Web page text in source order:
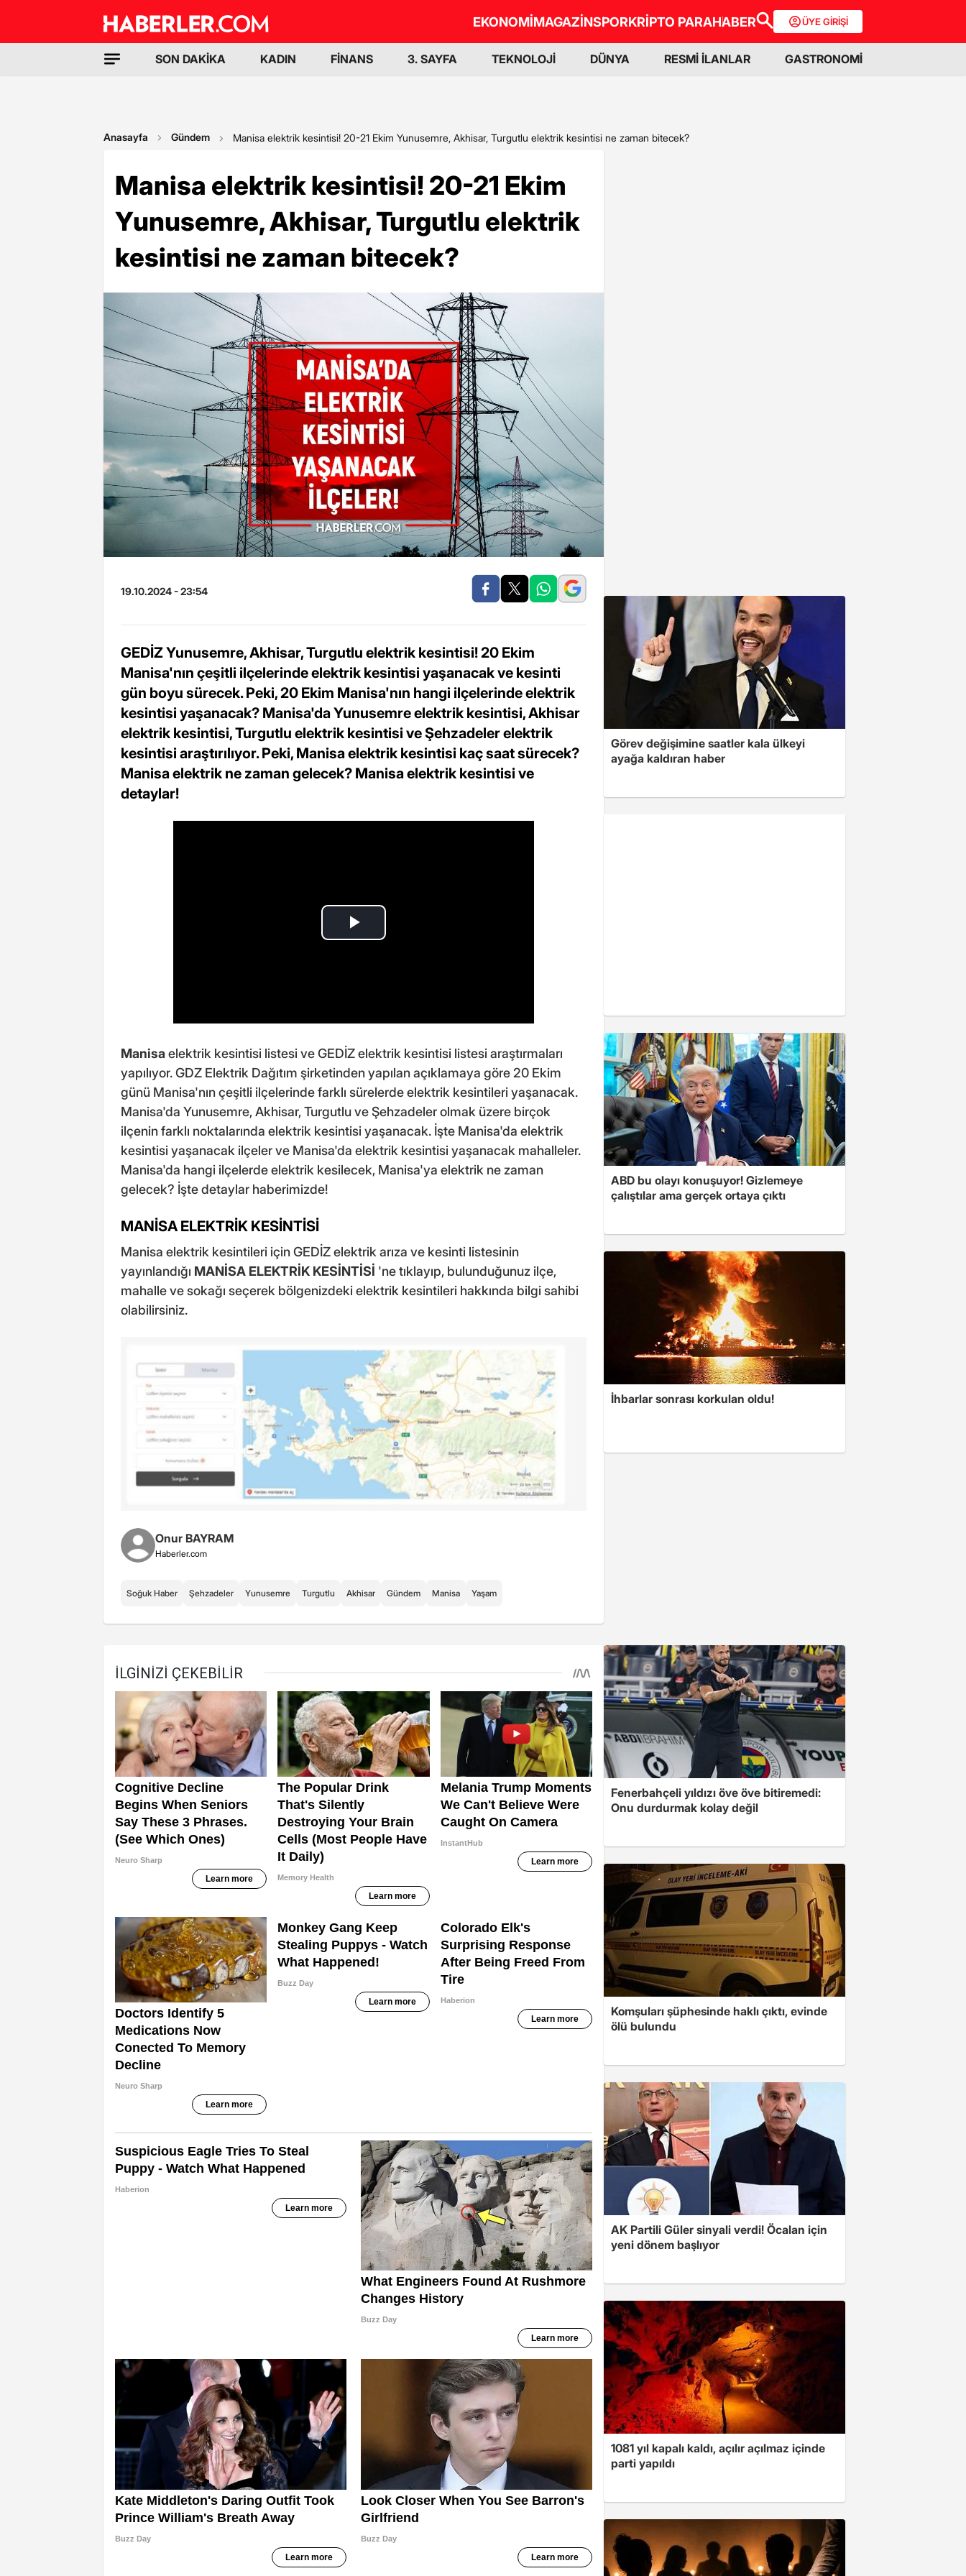
EKONOMİMAGAZİNSPORKRİPTO PARAHABER ÜYE GİRİŞİ
SON DAKİKA KADIN FİNANS 3. SAYFA TEKNOLOJİ DÜNYA RESMİ İLANLAR GASTRONOMİ
Anasayfa Gündem Manisa elektrik kesintisi! 20-21 Ekim Yunusemre, Akhisar, Turgutlu elektrik kesintisi ne zaman bitecek?
Manisa elektrik kesintisi! 20-21 Ekim
Yunusemre, Akhisar, Turgutlu elektrik
kesintisi ne zaman bitecek?
19.10.2024 - 23:54
GEDİZ Yunusemre, Akhisar, Turgutlu elektrik kesintisi! 20 Ekim
Manisa'nın çeşitli ilçelerinde elektrik kesintisi yaşanacak ve kesinti
gün boyu sürecek. Peki, 20 Ekim Manisa'nın hangi ilçelerinde elektrik
kesintisi yaşanacak? Manisa'da Yunusemre elektrik kesintisi, Akhisar
elektrik kesintisi, Turgutlu elektrik kesintisi ve Şehzadeler elektrik
kesintisi araştırılıyor. Peki, Manisa elektrik kesintisi kaç saat sürecek?
Manisa elektrik ne zaman gelecek? Manisa elektrik kesintisi ve
detaylar!
Manisa elektrik kesintisi listesi ve GEDİZ elektrik kesintisi listesi araştırmaları
yapılıyor. GDZ Elektrik Dağıtım şirketinden yapılan açıklamaya göre 20 Ekim
günü Manisa'nın çeşitli ilçelerinde farklı sürelerde elektrik kesintileri yaşanacak.
Manisa'da Yunusemre, Akhisar, Turgutlu ve Şehzadeler olmak üzere birçok
ilçenin farklı noktalarında elektrik kesintisi yaşanacak. İşte Manisa'da elektrik
kesintisi yaşanacak ilçeler ve Manisa'da elektrik kesintisi yaşanacak mahalleler.
Manisa'da hangi ilçelerde elektrik kesilecek, Manisa'ya elektrik ne zaman
gelecek? İşte detaylar haberimizde!
MANİSA ELEKTRİK KESİNTİSİ
Manisa elektrik kesintileri için GEDİZ elektrik arıza ve kesinti listesinin
yayınlandığı MANİSA ELEKTRİK KESİNTİSİ 'ne tıklayıp, bulunduğunuz ilçe,
mahalle ve sokağı seçerek bölgenizdeki elektrik kesintileri hakkında bilgi sahibi
olabilirsiniz.
Onur BAYRAM
Haberler.com
Soğuk Haber Şehzadeler Yunusemre Turgutlu Akhisar Gündem Manisa Yaşam
Görev değişimine saatler kala ülkeyi
ayağa kaldıran haber
ABD bu olayı konuşuyor! Gizlemeye
çalıştılar ama gerçek ortaya çıktı
İhbarlar sonrası korkulan oldu!
Fenerbahçeli yıldızı öve öve bitiremedi:
Onu durdurmak kolay değil
Komşuları şüphesinde haklı çıktı, evinde
ölü bulundu
AK Partili Güler sinyali verdi! Öcalan için
yeni dönem başlıyor
1081 yıl kapalı kaldı, açılır açılmaz içinde
parti yapıldı